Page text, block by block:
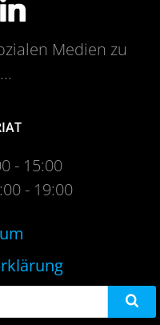
Medien zu
- 15:00
- 19:00